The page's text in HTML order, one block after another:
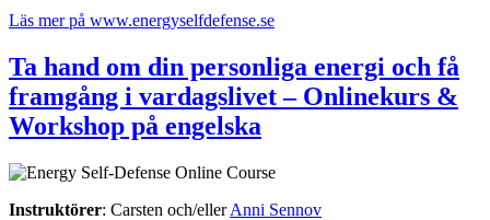
Läs mer på www.energyselfdefense.se
Ta hand om din personliga energi och få
framgång i vardagslivet – Onlinekurs &
Workshop på engelska
Instruktörer: Carsten och/ellerAnni Sennov